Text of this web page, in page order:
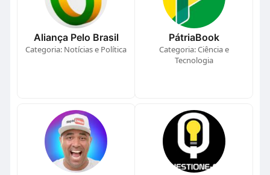
Aliança Pelo Brasil
Categoria: Notícias e Política
PátriaBook
Categoria: Ciência e
Tecnologia